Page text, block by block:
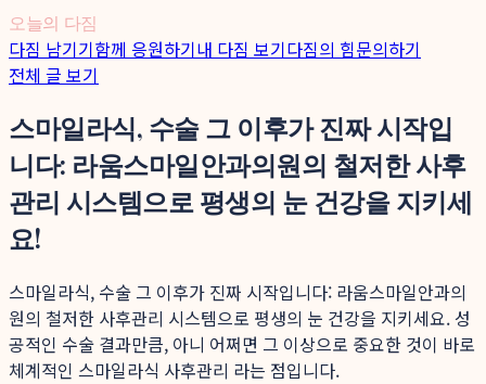
오늘의 다짐
다짐 남기기함께 응원하기내 다짐 보기다짐의 힘문의하기
전체 글 보기
스마일라식, 수술 그 이후가 진짜 시작입
니다: 라움스마일안과의원의 철저한 사후
관리 시스템으로 평생의 눈 건강을 지키세
요!
스마일라식, 수술 그 이후가 진짜 시작입니다: 라움스마일안과의
원의 철저한 사후관리 시스템으로 평생의 눈 건강을 지키세요. 성
공적인 수술 결과만큼, 아니 어쩌면 그 이상으로 중요한 것이 바로
체계적인 스마일라식 사후관리 라는 점입니다.